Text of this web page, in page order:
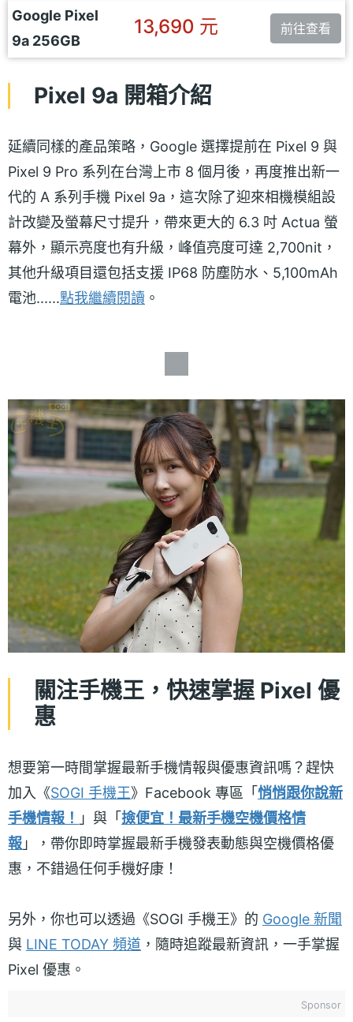
Google Pixel
9a 256GB
13,690 元 前往查看
Pixel 9a 開箱介紹
延續同樣的產品策略，Google 選擇提前在 Pixel 9 與
Pixel 9 Pro 系列在台灣上市 8 個月後，再度推出新一
代的 A 系列手機 Pixel 9a，這次除了迎來相機模組設
計改變及螢幕尺寸提升，帶來更大的 6.3 吋 Actua 螢
幕外，顯示亮度也有升級，峰值亮度可達 2,700nit，
其他升級項目還包括支援 IP68 防塵防水、5,100mAh
電池......點我繼續閱讀 。
關注手機王，快速掌握 Pixel 優
惠
想要第一時間掌握最新手機情報與優惠資訊嗎？趕快
加入《SOGI 手機王》Facebook 專區「 悄悄跟你說新
手機情報！ 」與「 撿便宜！最新手機空機價格情
報 」，帶你即時掌握最新手機發表動態與空機價格優
惠，不錯過任何手機好康！
另外，你也可以透過《SOGI 手機王》的 Google 新聞
與 LINE TODAY 頻道 ，隨時追蹤最新資訊，一手掌握
Pixel 優惠。
Sponsor